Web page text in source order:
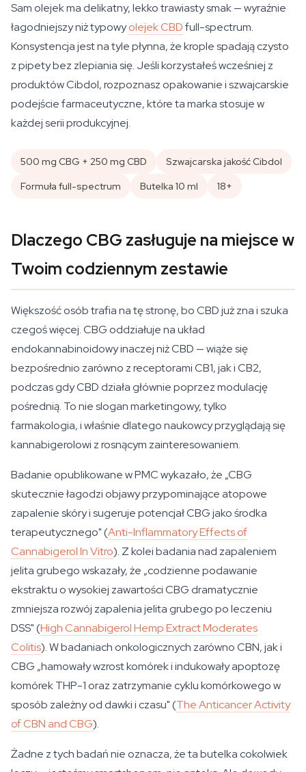
Sam olejek ma delikatny, lekko trawiasty smak — wyraźnie
łagodniejszy niż typowyolejek CBDfull-spectrum.
Konsystencja jest na tyle płynna, że krople spadają czysto
z pipety bez zlepiania się. Jeśli korzystałeś wcześniej z
produktów Cibdol, rozpoznasz opakowanie i szwajcarskie
podejście farmaceutyczne, które ta marka stosuje w
każdej serii produkcyjnej.
500 mg CBG + 250 mg CBD
Szwajcarska jakość Cibdol
Formuła full-spectrum
Butelka 10 ml 18+
Dlaczego CBG zasługuje na miejsce w
Twoim codziennym zestawie
Większość osób trafia na tę stronę, bo CBD już zna i szuka
czegoś więcej. CBG oddziałuje na układ
endokannabinoidowy inaczej niż CBD — wiąże się
bezpośrednio zarówno z receptorami CB1, jak i CB2,
podczas gdy CBD działa głównie poprzez modulację
pośrednią. To nie slogan marketingowy, tylko
farmakologia, i właśnie dlatego naukowcy przyglądają się
kannabigerolowi z rosnącym zainteresowaniem.
Badanie opublikowane wPMCwykazało, że „CBG
skutecznie łagodzi objawy przypominające atopowe
zapalenie skóry i sugeruje potencjał CBG jako środka
terapeutycznego" (Anti-Inflammatory Effects of
Cannabigerol In Vitro). Z kolei badania nad zapaleniem
jelita grubego wskazały, że „codzienne podawanie
ekstraktu o wysokiej zawartości CBG dramatycznie
zmniejsza rozwój zapalenia jelita grubego po leczeniu
DSS" (High Cannabigerol Hemp Extract Moderates
Colitis). W badaniach onkologicznych zarówno CBN, jak i
CBG „hamowały wzrost komórek i indukowały apoptozę
komórek THP-1 oraz zatrzymanie cyklu komórkowego w
sposób zależny od dawki i czasu" (The Anticancer Activity
of CBN and CBG).
Żadne z tych badań nie oznacza, że ta butelka cokolwiek